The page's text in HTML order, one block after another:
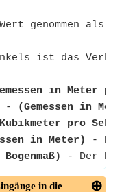
genommen als
ist das
in Meter
-
(Gemessen in
pro
in Meter)
- Die
- Der
in die